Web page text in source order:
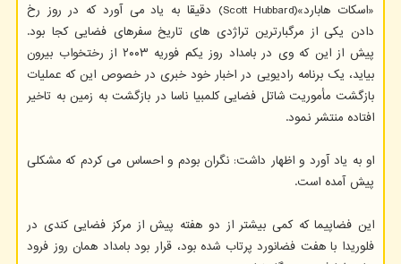
«اسکات هابارد»(Scott Hubbard) دقیقا به یاد می آورد که در روز رخ
دادن یکی از مرگبارترین تراژدی های تاریخ سفرهای فضایی کجا بود.
پیش از این که وی در بامداد روز یکم فوریه ۲۰۰۳ از رختخواب بیرون
بیاید، یک برنامه رادیویی در اخبار خود خبری در خصوص این که عملیات
بازگشت مأموریت شاتل فضایی کلمبیا ناسا در بازگشت به زمین به تاخیر
افتاده منتشر نمود.
او به یاد آورد و اظهار داشت: نگران بودم و احساس می کردم که مشکلی
پیش آمده است.
این فضاپیما که کمی بیشتر از دو هفته پیش از مرکز فضایی کندی در
فلوریدا با هفت فضانورد پرتاب شده بود، قرار بود بامداد همان روز فرود